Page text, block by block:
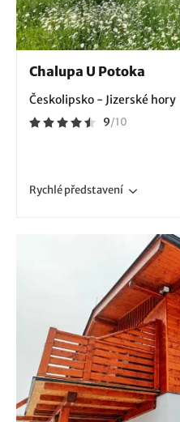
Chalupa U Potoka
Českolipsko - Jizerské hory
9/10
Rychlépředstavení